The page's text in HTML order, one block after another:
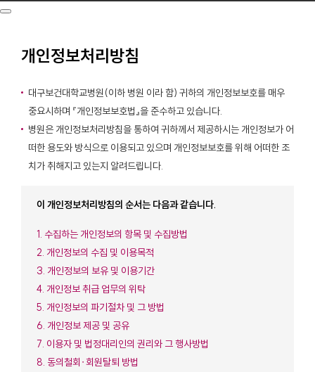
개인정보처리방침
대구보건대학교병원(이하 병원 이라 함) 귀하의 개인정보보호를 매우
중요시하며 『개인정보보호법』을 준수하고 있습니다.
병원은 개인정보처리방침을 통하여 귀하께서 제공하시는 개인정보가 어
떠한 용도와 방식으로 이용되고 있으며 개인정보보호를 위해 어떠한 조
치가 취해지고 있는지 알려드립니다.
이 개인정보처리방침의 순서는 다음과 같습니다.
1. 수집하는 개인정보의 항목 및 수집방법
2. 개인정보의 수집 및 이용목적
3. 개인정보의 보유 및 이용기간
4. 개인정보 취급 업무의 위탁
5. 개인정보의 파기절차 및 그 방법
6. 개인정보 제공 및 공유
7. 이용자 및 법정대리인의 권리와 그 행사방법
8. 동의철회∙회원탈퇴 방법